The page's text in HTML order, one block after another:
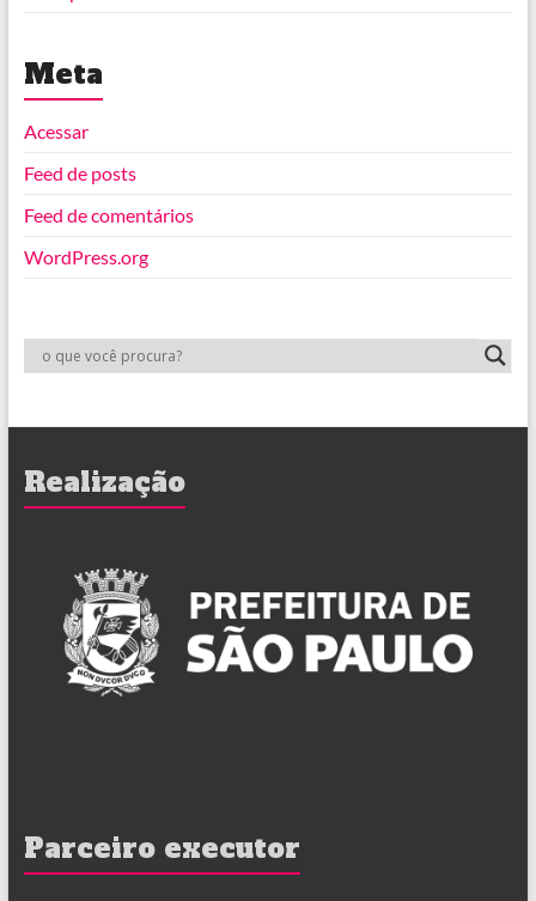
Meta
Acessar
Feed de posts
Feed de comentários
WordPress.org
Realização
Parceiro executor